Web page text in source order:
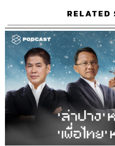
ชริน จำปาวัน
Musicwestonemusic.com
TAGS: Podcast The Standard
THE POWER GAME
RELATED